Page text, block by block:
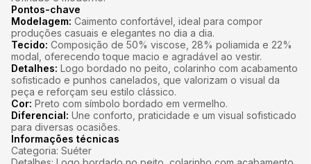
Pontos-chave
Modelagem: Caimento confortável, ideal para compor
produções casuais e elegantes no dia a dia.
Tecido: Composição de 50% viscose, 28% poliamida e 22%
modal, oferecendo toque macio e agradável ao vestir.
Detalhes: Logo bordado no peito, colarinho com acabamento
sofisticado e punhos canelados, que valorizam o visual da
peça e reforçam seu estilo clássico.
Cor: Preto com símbolo bordado em vermelho.
Diferencial: Une conforto, praticidade e um visual sofisticado
para diversas ocasiões.
Informações técnicas
Categoria: Suéter